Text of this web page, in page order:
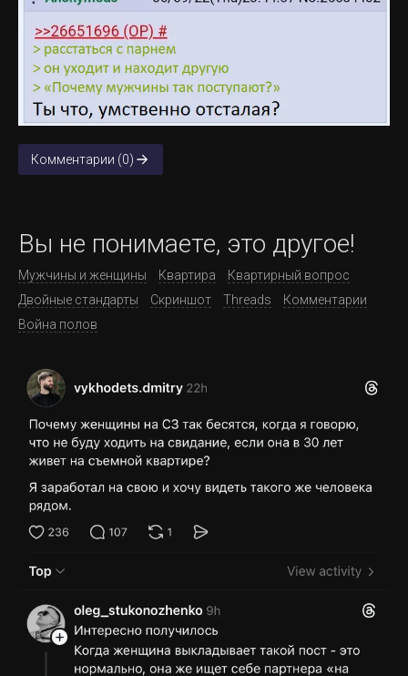
Комментарии (0)
Вы не понимаете, это другое!
Мужчины и женщины Квартира
Квартирный вопрос
Двойные стандарты
Скриншот Threads
Комментарии
Война полов